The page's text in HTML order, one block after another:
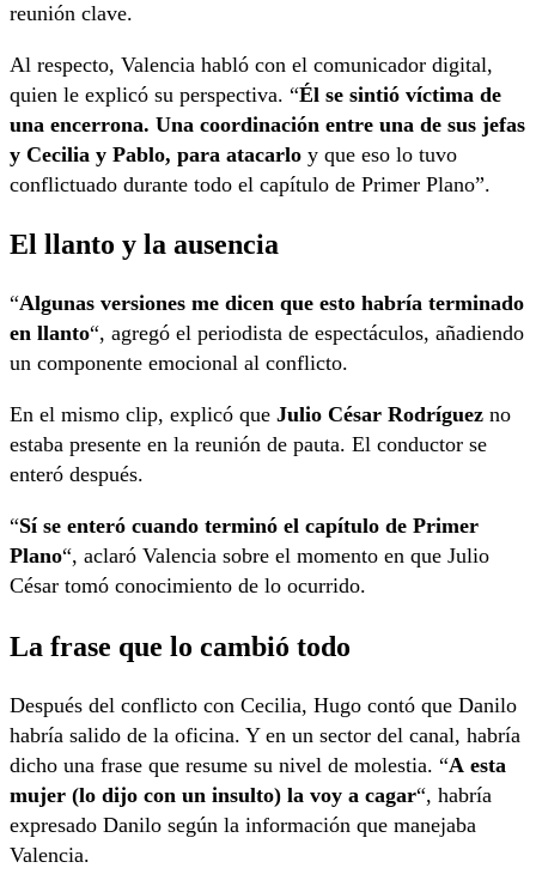
reunión clave.
Al respecto, Valencia habló con el comunicador digital,
quien le explicó su perspectiva. “Él se sintió víctima de
una encerrona. Una coordinación entre una de sus jefas
y Cecilia y Pablo, para atacarlo y que eso lo tuvo
conflictuado durante todo el capítulo de Primer Plano”.
El llanto y la ausencia
“Algunas versiones me dicen que esto habría terminado
en llanto“, agregó el periodista de espectáculos, añadiendo
un componente emocional al conflicto.
En el mismo clip, explicó que Julio César Rodríguez no
estaba presente en la reunión de pauta. El conductor se
enteró después.
“Sí se enteró cuando terminó el capítulo de Primer
Plano“, aclaró Valencia sobre el momento en que Julio
César tomó conocimiento de lo ocurrido.
La frase que lo cambió todo
Después del conflicto con Cecilia, Hugo contó que Danilo
habría salido de la oficina. Y en un sector del canal, habría
dicho una frase que resume su nivel de molestia. “A esta
mujer (lo dijo con un insulto) la voy a cagar“, habría
expresado Danilo según la información que manejaba
Valencia.